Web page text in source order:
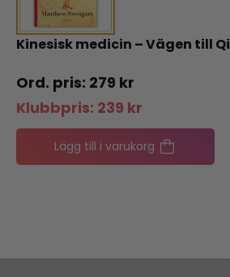
Kinesisk medicin – Vägen till Qi
279 kr
Klubbpris: 239 kr
Lägg till i varukorg